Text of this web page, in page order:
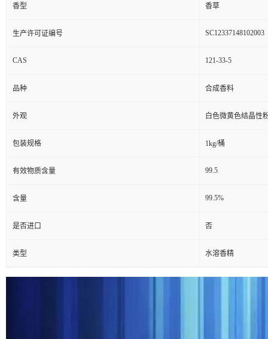
香型 香草
生产许可证编号 SC12337148102003
CAS 121-33-5
品种 合成香料
外观 白色微黄色结晶性
包装规格 1kg/桶
有效物质含量 99.5
含量 99.5%
是否进口 否
类型 水溶香精